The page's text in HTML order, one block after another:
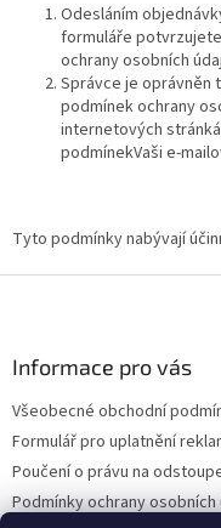
Odesláním
formuláře
ochrany osobních
Správce je oprávněn
podmínek ochrany
internetových
podmínekVaši e-
Tyto podmínky nabývají
Informace pro vás
Všeobecné obchodní
Formulář pro uplatnění
Poučení o právu na
Podmínky ochrany osobních